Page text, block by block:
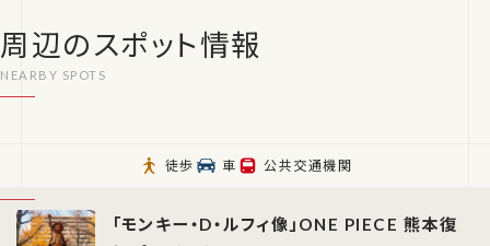
周辺のスポット情報
徒歩 車 公共交通機関
「モンキー・D・ルフィ像」ONE PIECE 熊本復